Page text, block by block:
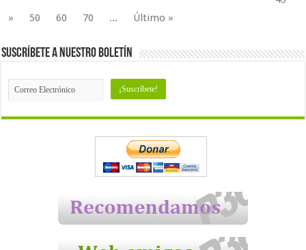
»
50 60 70 ... Último »
Suscríbete a nuestro Boletín